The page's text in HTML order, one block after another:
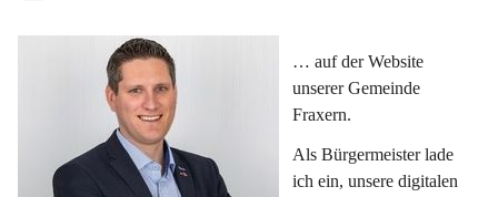
… auf der Website
unserer Gemeinde
Fraxern.
Als Bürgermeister lade
ich ein, unsere digitalen